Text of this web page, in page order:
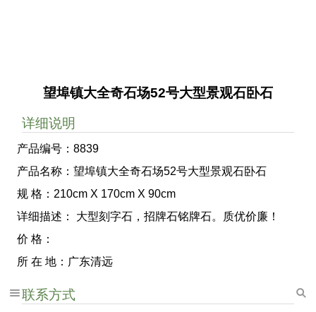
望埠镇大全奇石场52号大型景观石卧石
详细说明
产品编号：8839
产品名称：望埠镇大全奇石场52号大型景观石卧石
规 格：210cm X 170cm X 90cm
详细描述： 大型刻字石，招牌石铭牌石。质优价廉！
价 格：
所 在 地：广东清远
联系方式